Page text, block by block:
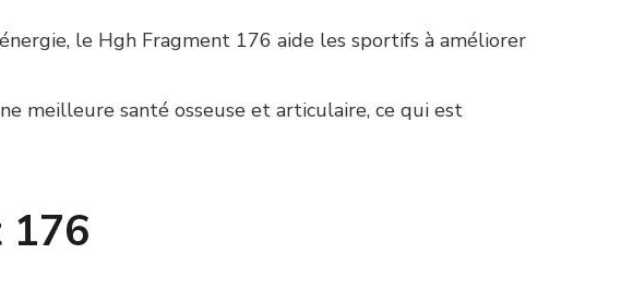
le Hgh Fragment 176 aide les sportifs à améliorer
meilleure santé osseuse et articulaire, ce qui est
176